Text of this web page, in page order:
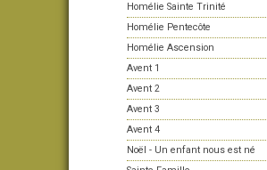
Homélie Sainte Trinité
Homélie Pentecôte
Homélie Ascension
Avent 1
Avent 2
Avent 3
Avent 4
Noël - Un enfant nous est né